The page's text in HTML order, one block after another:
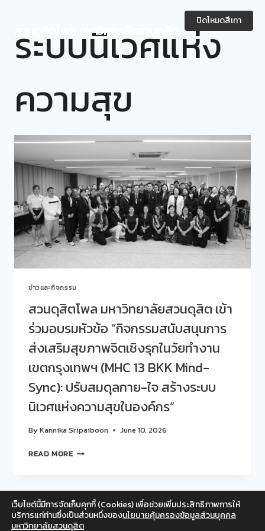
contentสวนดุสิตโพล มหาวิทยาลัยสวนดุสิต
ระบบนิเวศแห่ง
ความสุข
ข่าวและกิจกรรม
สวนดุสิตโพล มหาวิทยาลัยสวนดุสิต เข้า
ร่วมอบรมหัวข้อ “กิจกรรมสนับสนุนการ
ส่งเสริมสุขภาพจิตเชิงรุกในวัยทำงาน
เขตกรุงเทพฯ (MHC 13 BKK Mind-
Sync): ปรับสมดุลกาย-ใจ สร้างระบบ
นิเวศแห่งความสุขในองค์กร”
ByKannika Sripaiboon June 10, 2026
READ MOREสวน
มหาวิทยาลัย
สวนดุสิต
เข้า
Facebook Twitter Instagram
YouTube
สำหรับเจ้าหน้าที่
เว็บไซต์นี้มีการจัดเก็บคุกกี้ (Cookies) เพื่อช่วยเพิ่มประสิทธิภาพการให้
บริการแก่ท่านซึ่งเป็นส่วนหนึ่งของนโยบายคุ้มครองข้อมูลส่วนบุคคล
มหาวิทยาลัยสวนดุสิต
ปิดโหมดสีเทา